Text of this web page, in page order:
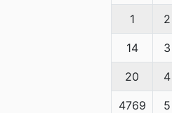
1 2
14 3
20 4
4769 5